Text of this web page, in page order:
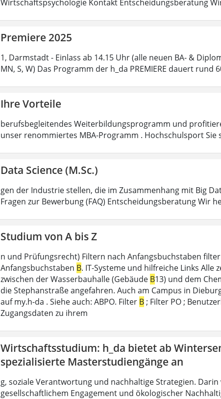
Wirtschaftspsychologie Kontakt Entscheidungsberatung
Premiere 2025
1, Darmstadt - Einlass ab 14.15 Uhr (alle neuen BA- &
MN, S, W) Das Programm der h_da PREMIERE dauert rund
Ihre Vorteile
berufsbegleitendes Weiterbildungsprogramm und
unser renommiertes MBA-Programm . Hochschulsport
Data Science (M.Sc.)
gen der Industrie stellen, die im Zusammenhang mit Big
Fragen zur Bewerbung (FAQ) Entscheidungsberatung Wir
Studium von A bis Z
n und Prüfungsrecht) Filtern nach Anfangsbuchstaben filter
Anfangsbuchstaben B. IT-Systeme und hilfreiche Links Alle
zwischen der Wasserbauhalle (Gebäude B13) und dem
die Stephanstraße angefahren. Auch am Campus in
auf my.h-da . Siehe auch: ABPO. Filter B ; Filter PO ;
Zugangsdaten zu ihrem
Wirtschaftsstudium: h_da bietet ab
spezialisierte Masterstudiengänge an
g, soziale Verantwortung und nachhaltige Strategien.
gesellschaftlichem Engagement und ökologischer